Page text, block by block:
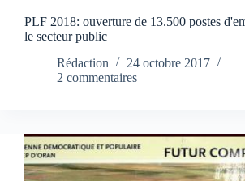
PLF 2018: ouverture de 13.500 postes
le secteur public
Rédaction
24 octobre 2017
2 commentaires